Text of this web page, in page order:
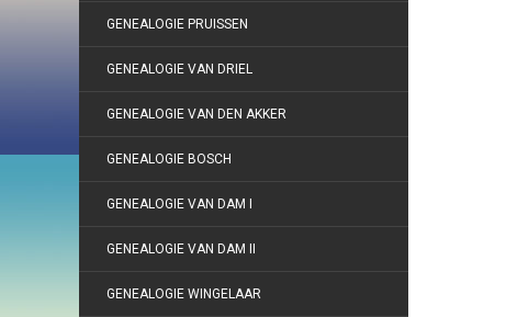
GENEALOGIE PRUISSEN
GENEALOGIE VAN DRIEL
GENEALOGIE VAN DEN AKKER
GENEALOGIE BOSCH
GENEALOGIE VAN DAM I
GENEALOGIE VAN DAM II
GENEALOGIE WINGELAAR